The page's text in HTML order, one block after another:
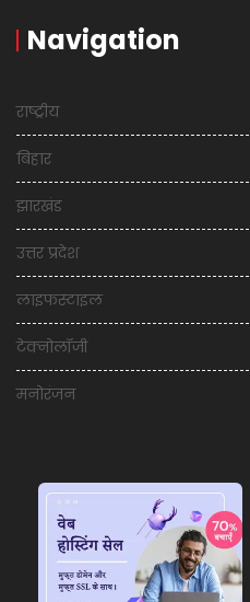
Navigation
राष्ट्रीय
बिहार
झारखंड
उत्तर प्रदेश
लाइफस्टाइल
टेक्नोलॉजी
मनोरंजन